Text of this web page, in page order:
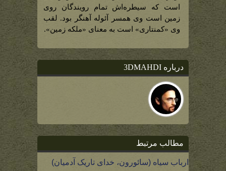
است که سیطره‌اش تمام رویندگان روی
زمین است وی همسر آئوله آهنگر بود. لقب
وی «کمنتاری» است به معنای «ملکه زمین».
درباره 3DMAHDI
مطالب مرتبط
ارباب سیاه (سائورون، خدای تاریک آدمیان)